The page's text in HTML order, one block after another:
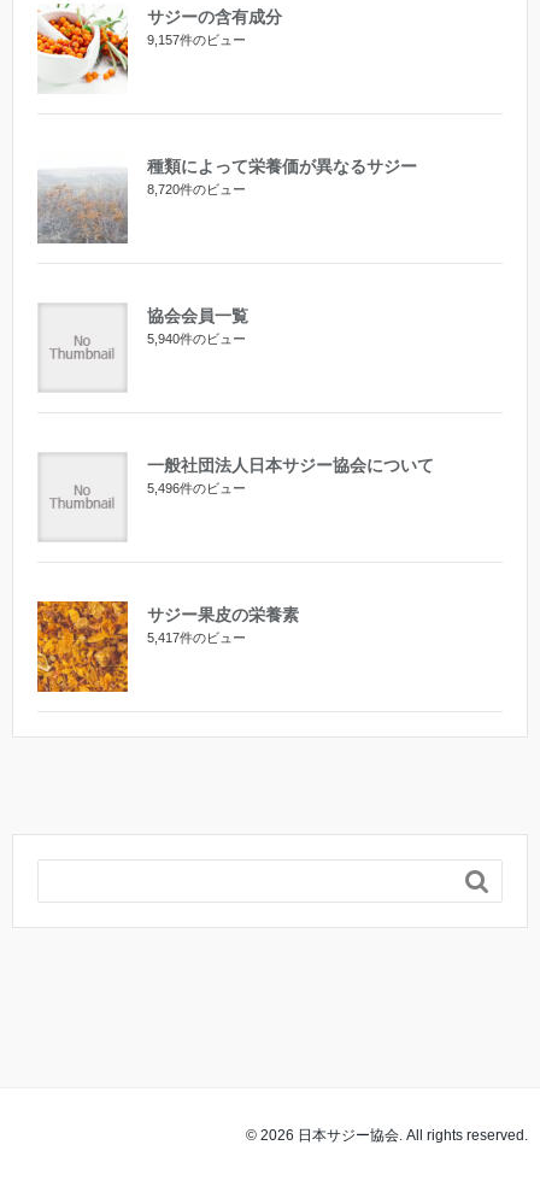
サジーの含有成分
9,157件のビュー
種類によって栄養価が異なるサジー
8,720件のビュー
協会会員一覧
5,940件のビュー
一般社団法人日本サジー協会について
5,496件のビュー
サジー果皮の栄養素
5,417件のビュー

© 2026 日本サジー協会. All rights reserved.